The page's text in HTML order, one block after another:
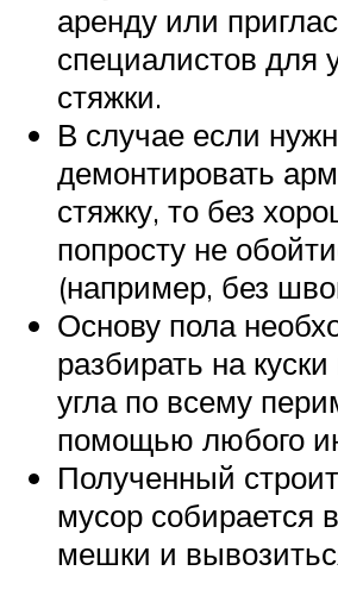
аренду или
специалистов для
стяжки.
В случае если
демонтировать
стяжку, то без
попросту не
(например, без
Основу пола
разбирать на
угла по всему
помощью любого
Полученный
мусор собирается
мешки и